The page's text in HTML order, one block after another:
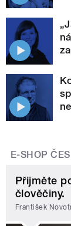
E-SHOP
Přijměte
člověčiny.
František